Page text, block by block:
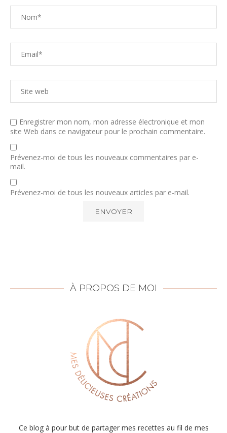
Enregistrer mon nom, mon adresse électronique et mon
site Web dans ce navigateur pour le prochain commentaire.
Prévenez-moi de tous les nouveaux commentaires par e-
mail.
Prévenez-moi de tous les nouveaux articles par e-mail.
À PROPOS DE MOI
Ce blog à pour but de partager mes recettes au fil de mes